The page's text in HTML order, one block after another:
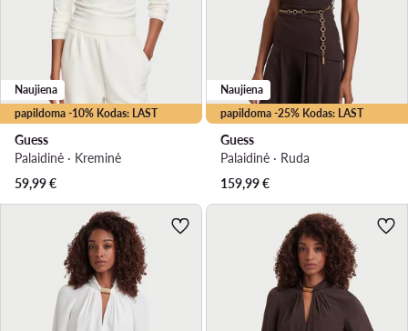
papildoma -10% Kodas: LAST
Naujiena
Guess
Palaidinė · Kreminė
59,99€
papildoma -25% Kodas: LAST
Naujiena
Guess
Palaidinė · Ruda
159,99€